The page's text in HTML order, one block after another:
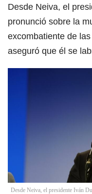
Desde Neiva, el
pronunció sobre la
excombatiente de
aseguró que él se
Desde Neiva, el presidente Iván